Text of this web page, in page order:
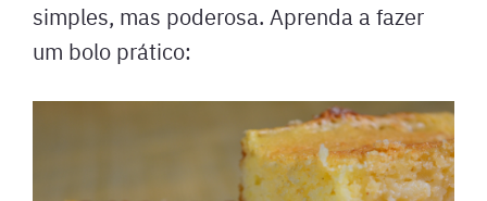
simples, mas poderosa. Aprenda a fazer
um bolo prático: